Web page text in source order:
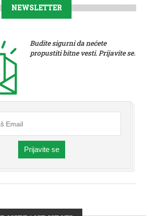
NEWSLETTER
Budite sigurni da nećete
propustiti bitne vesti. Prijavite se.
Prijavite se